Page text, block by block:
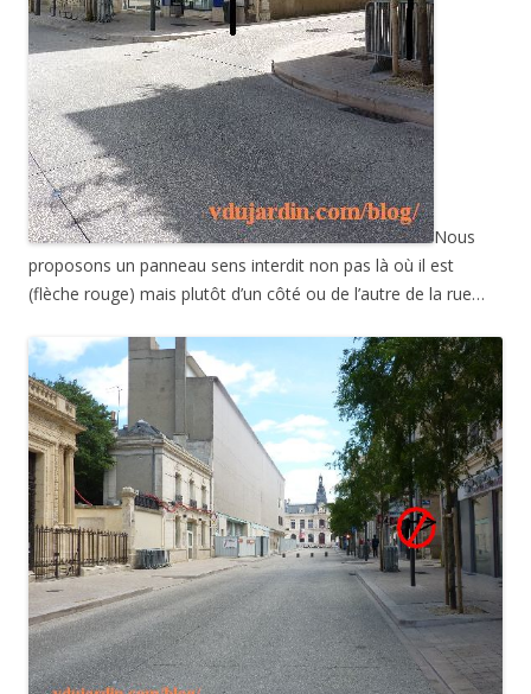
Nous
proposons un panneau sens interdit non pas là où il est
(flèche rouge) mais plutôt d’un côté ou de l’autre de la rue…